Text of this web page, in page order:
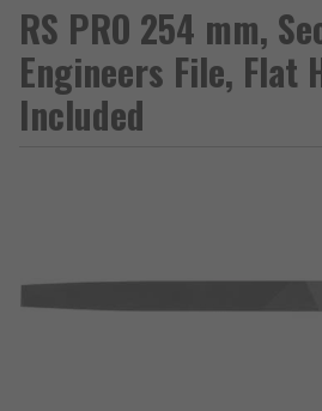
RS PRO 254 mm,
Engineers File, Flat
Included